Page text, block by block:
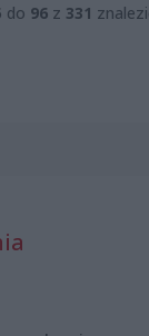
do 96 z 331